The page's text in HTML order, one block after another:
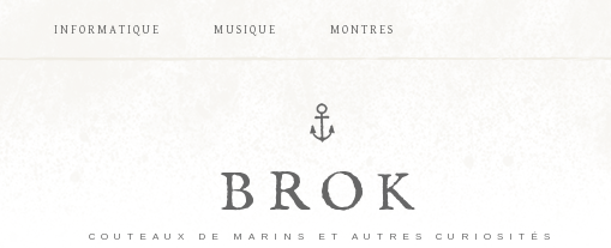
INFORMATIQUE MUSIQUE MONTRES
BROK
COUTEAUX DE MARINS ET AUTRES CURIOSITÉS